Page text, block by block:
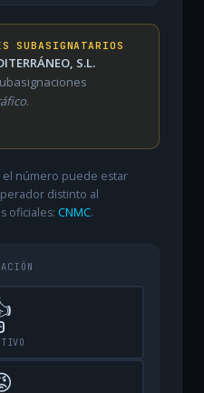
SUBASIGNATARIOS
S.L.
.
número puede estar
distinto al
oficiales: CNMC.